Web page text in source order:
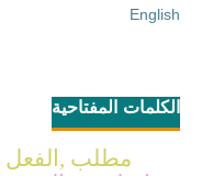
English
الكلمات المفتاحية
مطلب